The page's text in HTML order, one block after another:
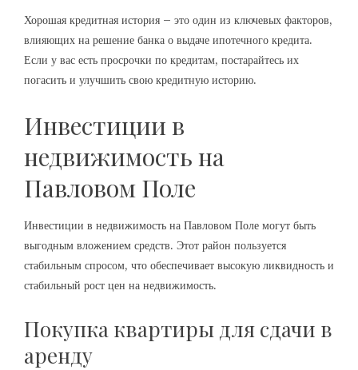
Хорошая кредитная история – это один из ключевых факторов,
влияющих на решение банка о выдаче ипотечного кредита.
Если у вас есть просрочки по кредитам, постарайтесь их
погасить и улучшить свою кредитную историю.
Инвестиции в
недвижимость на
Павловом Поле
Инвестиции в недвижимость на Павловом Поле могут быть
выгодным вложением средств. Этот район пользуется
стабильным спросом, что обеспечивает высокую ликвидность и
стабильный рост цен на недвижимость.
Покупка квартиры для сдачи в
аренду